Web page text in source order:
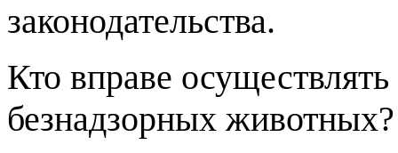
законодательства.
Кто вправе
безнадзорных животных?